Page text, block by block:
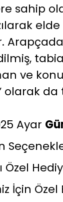
sahip
ve
olarak
Ayar
Özel
İçin Özel